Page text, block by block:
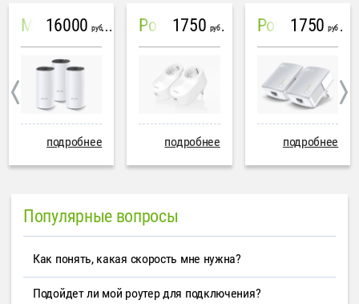
Mesh система TP-Link Deco M4 (3 устройства)
16000 руб
подробнее
PowerLine Tenda PH6
1750 руб
подробнее
PowerLine TP-Link AV600
1750 руб
подробнее
Популярные вопросы
Как понять, какая скорость мне нужна?
Подойдет ли мой роутер для подключения?